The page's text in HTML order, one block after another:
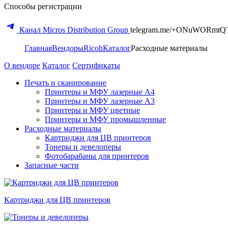
Способы регистрации
Канал Micros Distribution Group telegram.me/
ГлавнаяВендорыRicohКаталогРасходные материалы
О вендоре Каталог Сертификаты
Печать и сканирование
Принтеры и МФУ лазерные А4
Принтеры и МФУ лазерные А3
Принтеры и МФУ цветные
Принтеры и МФУ промышленные
Расходные материалы
Картриджи для ЦВ принтеров
Тонеры и девелоперы
Фотобарабаны для принтеров
Запасные части
Картриджи для ЦВ принтеров